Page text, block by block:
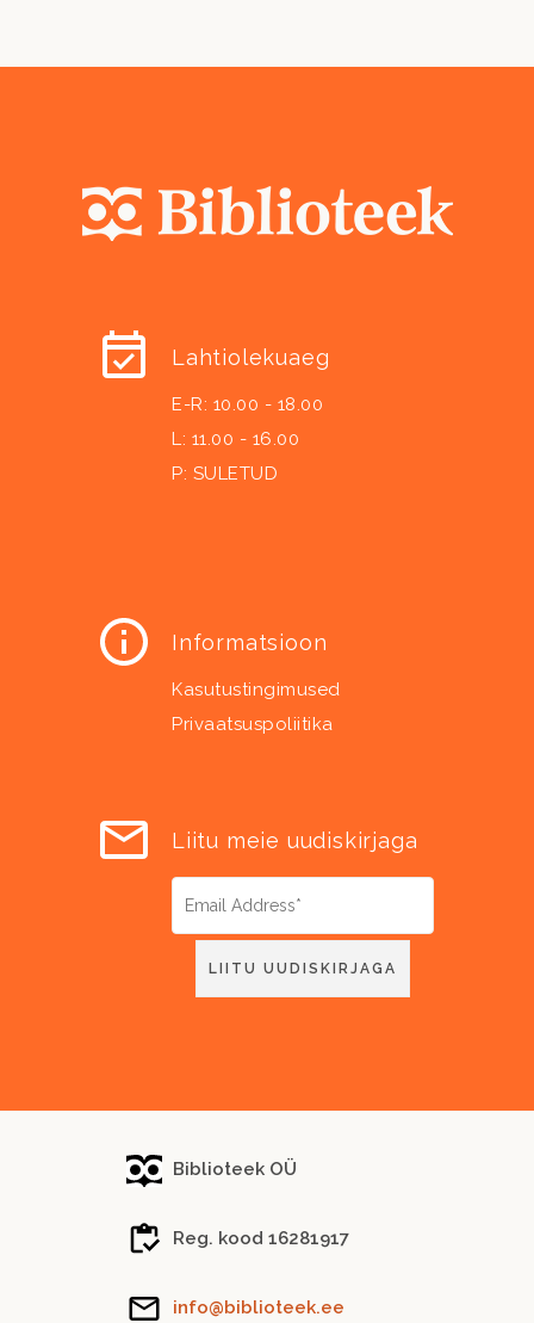
Lahtiolekuaeg
E-R: 10.00 - 18.00
L: 11.00 - 16.00
P: SULETUD
Informatsioon
Kasutustingimused
Privaatsuspoliitika
Liitu meie uudiskirjaga
Biblioteek OÜ
Reg. kood 16281917
info@biblioteek.ee